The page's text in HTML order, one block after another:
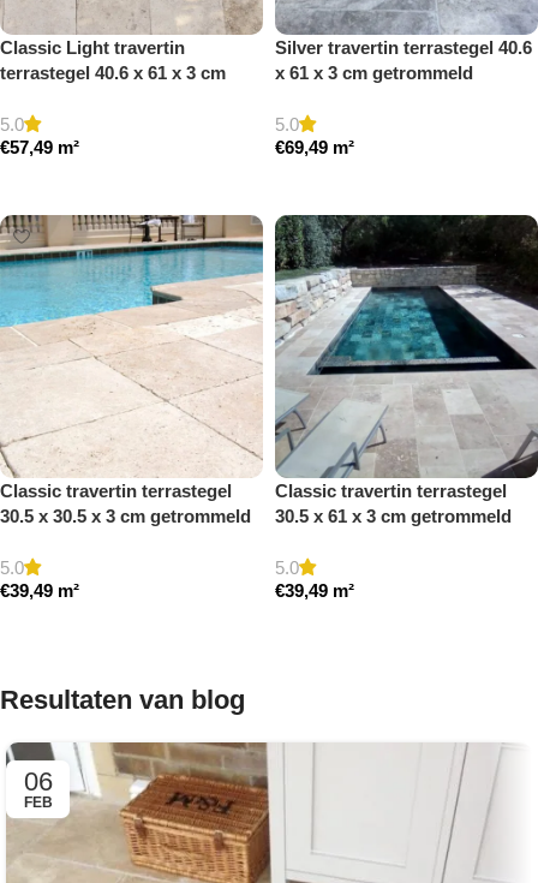
Classic Light travertin
terrastegel 40.6 x 61 x 3 cm
5.0
€57,49 m²
Silver travertin terrastegel 40.6
x 61 x 3 cm getrommeld
5.0
€69,49 m²
Classic travertin terrastegel
30.5 x 30.5 x 3 cm getrommeld
5.0
€39,49 m²
Classic travertin terrastegel
30.5 x 61 x 3 cm getrommeld
5.0
€39,49 m²
Resultaten van blog
06
FEB